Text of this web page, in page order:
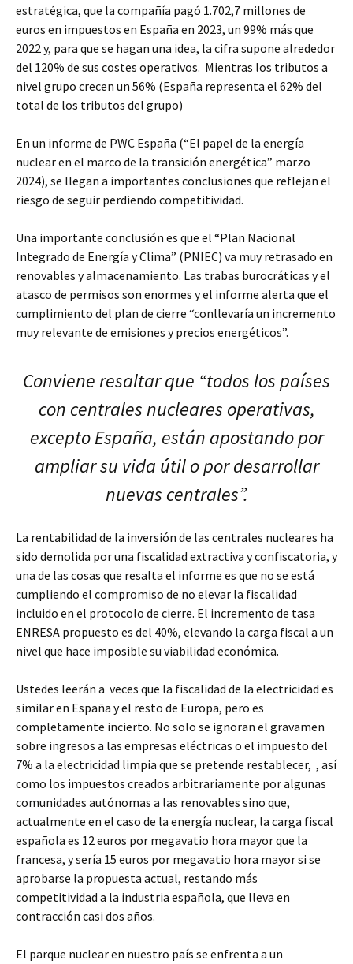
estratégica, que la compañía pagó 1.702,7 millones de
euros en impuestos en España en 2023, un 99% más que
2022 y, para que se hagan una idea, la cifra supone alrededor
del 120% de sus costes operativos. Mientras los tributos a
nivel grupo crecen un 56% (España representa el 62% del
total de los tributos del grupo)
En un informe de PWC España (“El papel de la energía
nuclear en el marco de la transición energética” marzo
2024), se llegan a importantes conclusiones que reflejan el
riesgo de seguir perdiendo competitividad.
Una importante conclusión es que el “Plan Nacional
Integrado de Energía y Clima” (PNIEC) va muy retrasado en
renovables y almacenamiento. Las trabas burocráticas y el
atasco de permisos son enormes y el informe alerta que el
cumplimiento del plan de cierre “conllevaría un incremento
muy relevante de emisiones y precios energéticos”.
Conviene resaltar que “todos los países
con centrales nucleares operativas,
excepto España, están apostando por
ampliar su vida útil o por desarrollar
nuevas centrales”.
La rentabilidad de la inversión de las centrales nucleares ha
sido demolida por una fiscalidad extractiva y confiscatoria, y
una de las cosas que resalta el informe es que no se está
cumpliendo el compromiso de no elevar la fiscalidad
incluido en el protocolo de cierre. El incremento de tasa
ENRESA propuesto es del 40%, elevando la carga fiscal a un
nivel que hace imposible su viabilidad económica.
Ustedes leerán a veces que la fiscalidad de la electricidad es
similar en España y el resto de Europa, pero es
completamente incierto. No solo se ignoran el gravamen
sobre ingresos a las empresas eléctricas o el impuesto del
7% a la electricidad limpia que se pretende restablecer, , así
como los impuestos creados arbitrariamente por algunas
comunidades autónomas a las renovables sino que,
actualmente en el caso de la energía nuclear, la carga fiscal
española es 12 euros por megavatio hora mayor que la
francesa, y sería 15 euros por megavatio hora mayor si se
aprobarse la propuesta actual, restando más
competitividad a la industria española, que lleva en
contracción casi dos años.
El parque nuclear en nuestro país se enfrenta a un